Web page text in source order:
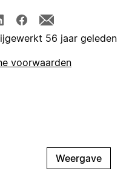
56 jaar geleden
voorwaarden
Weergave